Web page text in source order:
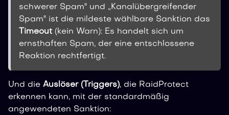
schwerer Spam" und „Kanalübergreifender
Spam" ist die mildeste wählbare Sanktion das
Timeout (kein Warn): Es handelt sich um
ernsthaften Spam, der eine entschlossene
Reaktion rechtfertigt.
Und die Auslöser (Triggers), die RaidProtect
erkennen kann, mit der standardmäßig
angewendeten Sanktion: